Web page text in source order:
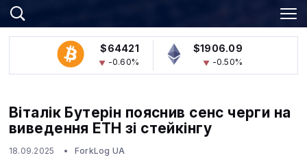
$64421
-0.60%
$1906.09
-0.50%
Віталік Бутерін пояснив сенс черги на
виведення ETH зі стейкінгу
18.09.2025 ForkLog UA